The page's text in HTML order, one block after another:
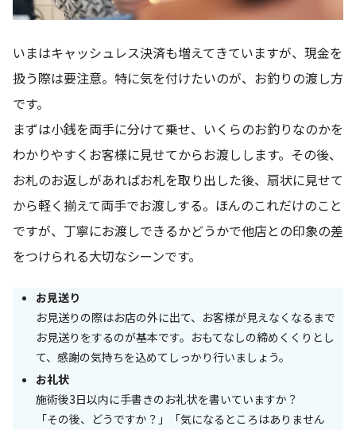
いまはキャッシュレス決済も増えてきていますが、現金を
扱う際は要注意。特に気を付けたいのが、お釣りの渡し方
です。
まずは小銭を両手に分けて乗せ、いくらのお釣りなのかを
わかりやすくお客様に見せてからお渡しします。その後、
お札のお返しがあればお札を取り出した後、扇状に見せて
から軽く揃えて両手でお渡しする。ほんのこれだけのこと
ですが、丁寧にお渡しできるかどうかで他店との印象の差
をつけられる大切なシーンです。
お見送り
お見送りの際はお店の外に出て、お客様が見えなくなるまで
お見送りをするのが基本です。おもてなしの締めくくりとし
て、感謝の気持ちを込めてしっかり行いましょう。
お礼状
施術後3日以内に手書きのお礼状を書いていますか？
「その後、どうですか？」「気になるところはありません